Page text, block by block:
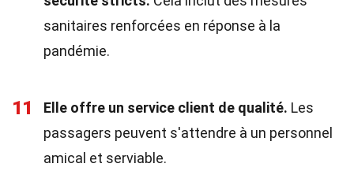
sanitaires renforcées en réponse à la
pandémie.
11 Elle offre un service client de qualité. Les
passagers peuvent s'attendre à un personnel
amical et serviable.